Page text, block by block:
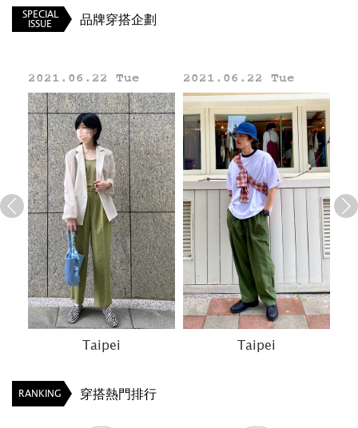
官網/ IG
Line
SPECIAL
ISSUE
品牌穿搭企劃
2021.06.22 Tue
Taipei
2021.06.22 Tue
Taipei
RANKING 穿搭熱門排行